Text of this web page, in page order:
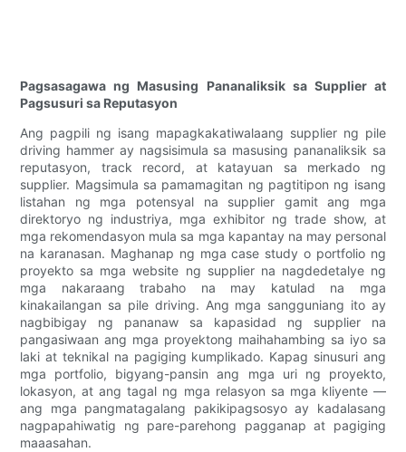
Pagsasagawa ng Masusing Pananaliksik sa Supplier at
Pagsusuri sa Reputasyon
Ang pagpili ng isang mapagkakatiwalaang supplier ng pile
driving hammer ay nagsisimula sa masusing pananaliksik sa
reputasyon, track record, at katayuan sa merkado ng
supplier. Magsimula sa pamamagitan ng pagtitipon ng isang
listahan ng mga potensyal na supplier gamit ang mga
direktoryo ng industriya, mga exhibitor ng trade show, at
mga rekomendasyon mula sa mga kapantay na may personal
na karanasan. Maghanap ng mga case study o portfolio ng
proyekto sa mga website ng supplier na nagdedetalye ng
mga nakaraang trabaho na may katulad na mga
kinakailangan sa pile driving. Ang mga sangguniang ito ay
nagbibigay ng pananaw sa kapasidad ng supplier na
pangasiwaan ang mga proyektong maihahambing sa iyo sa
laki at teknikal na pagiging kumplikado. Kapag sinusuri ang
mga portfolio, bigyang-pansin ang mga uri ng proyekto,
lokasyon, at ang tagal ng mga relasyon sa mga kliyente —
ang mga pangmatagalang pakikipagsosyo ay kadalasang
nagpapahiwatig ng pare-parehong pagganap at pagiging
maaasahan.